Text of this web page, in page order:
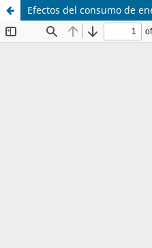
Efectos del consumo de